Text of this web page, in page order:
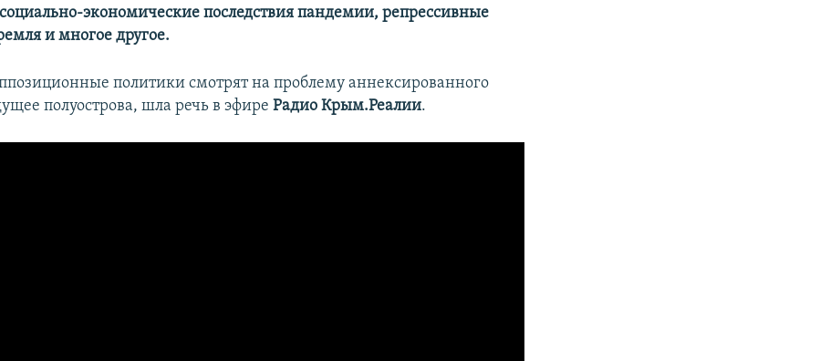
экономические последствия пандемии, репрессивные
и многое другое.
политики смотрят на проблему аннексированного
полуострова, шла речь в эфиреРадио Крым.Реалии.